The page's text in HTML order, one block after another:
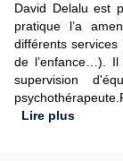
David Delalu est
pratique l’a
différents
de l’enfance…). Il
supervision
de
Lire plus